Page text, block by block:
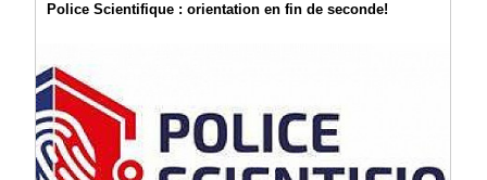
Police Scientifique : orientation en fin de seconde!